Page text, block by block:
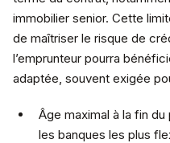
immobilier senior. Cette
de maîtriser le risque de
l’emprunteur pourra
adaptée, souvent exigée
Âge maximal à la fin
les banques les plus